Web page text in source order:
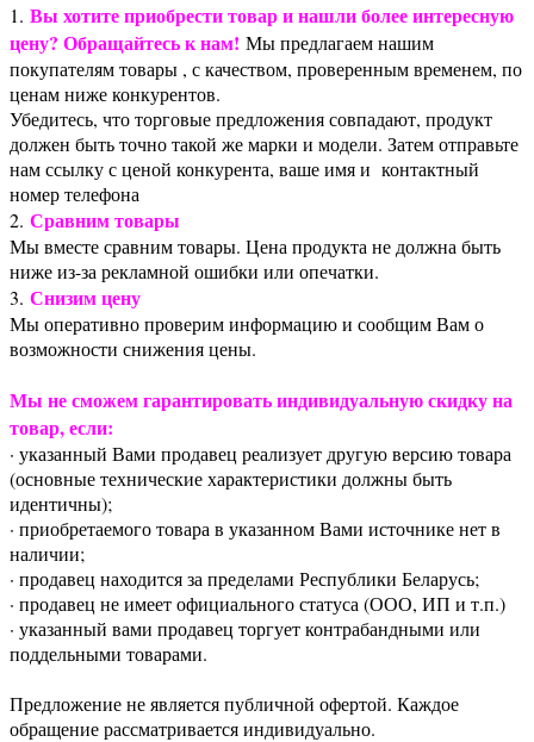
1. Вы хотите приобрести товар и нашли более интересную
цену? Обращайтесь к нам! Мы предлагаем нашим
покупателям товары , с качеством, проверенным временем, по
ценам ниже конкурентов.
Убедитесь, что торговые предложения совпадают, продукт
должен быть точно такой же марки и модели. Затем отправьте
нам ссылку с ценой конкурента, ваше имя и контактный
номер телефона
2. Сравним товары
Мы вместе сравним товары. Цена продукта не должна быть
ниже из-за рекламной ошибки или опечатки.
3. Снизим цену
Мы оперативно проверим информацию и сообщим Вам о
возможности снижения цены.
Мы не сможем гарантировать индивидуальную скидку на
товар, если:
· указанный Вами продавец реализует другую версию товара
(основные технические характеристики должны быть
идентичны);
· приобретаемого товара в указанном Вами источнике нет в
наличии;
· продавец находится за пределами Республики Беларусь;
· продавец не имеет официального статуса (ООО, ИП и т.п.)
· указанный вами продавец торгует контрабандными или
поддельными товарами.
Предложение не является публичной офертой. Каждое
обращение рассматривается индивидуально.